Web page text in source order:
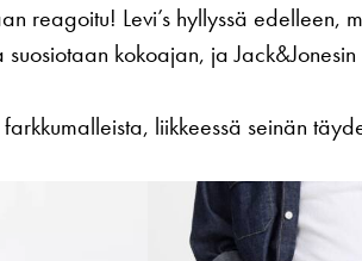
reagoitu! Levi’s hyllyssä
kokoajan, ja
liikkeessä seinän